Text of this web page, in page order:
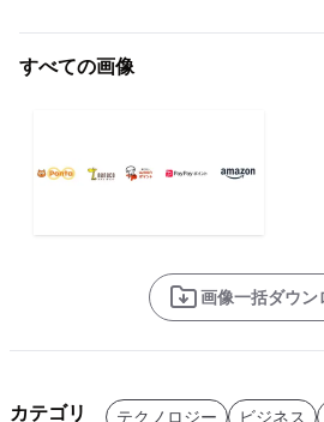
すべての画像
画像一括ダウン
カテゴリ テクノロジー ビジネス